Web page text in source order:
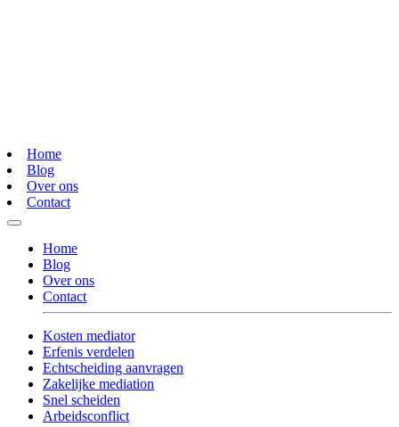
Home
Blog
Over ons
Contact
Home
Blog
Over ons
Contact
Kosten mediator
Erfenis verdelen
Echtscheiding aanvragen
Zakelijke mediation
Snel scheiden
Arbeidsconflict